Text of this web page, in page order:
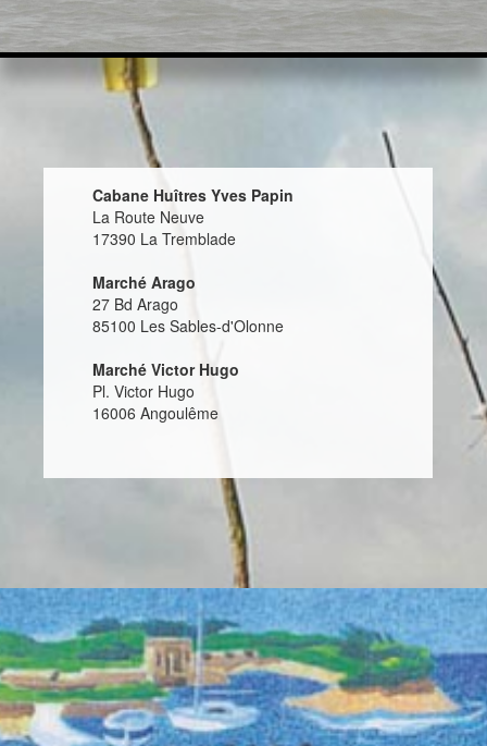
Cabane Huîtres Yves Papin
La Route Neuve
17390 La Tremblade
Marché Arago
27 Bd Arago
85100 Les Sables-d'Olonne
Marché Victor Hugo
Pl. Victor Hugo
16006 Angoulême